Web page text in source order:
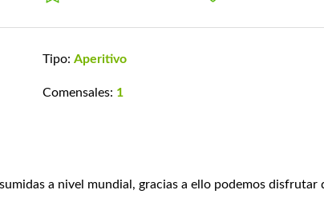
Tipo: Aperitivo
Comensales: 1
a nivel mundial, gracias a ello podemos disfrutar